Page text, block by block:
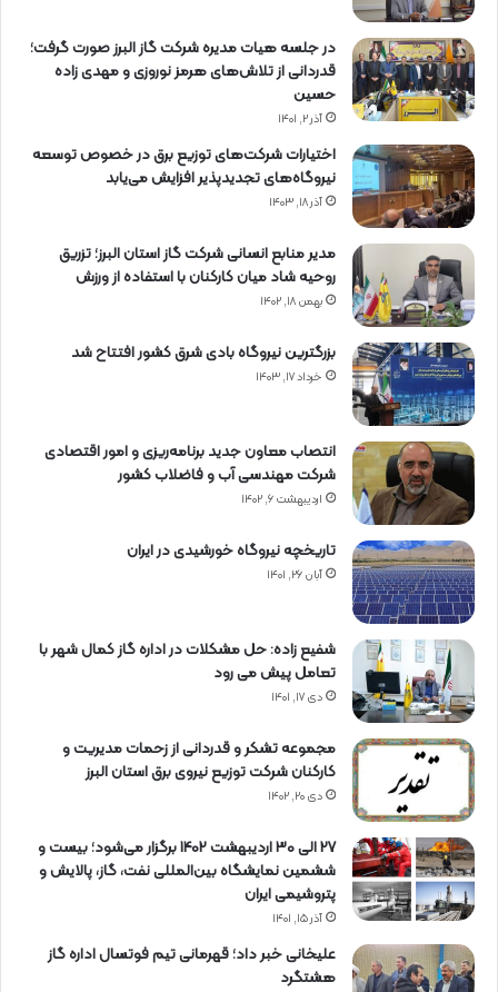
در جلسه هیات مدیره شرکت گاز البرز صورت گرفت؛
قدردانی از تلاش‌های هرمز نوروزی و مهدی زاده
حسین
آذر ۲, ۱۴۰۱
اختیارات شرکت‌های توزیع برق در خصوص توسعه
نیروگاه‌های تجدیدپذیر افزایش می‌یابد
آذر ۱۸, ۱۴۰۳
مدیر منابع انسانی شرکت گاز استان البرز؛ تزریق
روحیه شاد میان کارکنان با استفاده از ورزش
بهمن ۱۸, ۱۴۰۲
بزرگترین نیروگاه بادی شرق کشور افتتاح شد
خرداد ۱۷, ۱۴۰۳
انتصاب معاون جدید برنامه‌ریزی و امور اقتصادی
شرکت مهندسی آب و فاضلاب کشور
اردیبهشت ۶, ۱۴۰۲
تاریخچه نیروگاه خورشیدی در ایران
آبان ۲۶, ۱۴۰۱
شفیع زاده: حل مشکلات در اداره گاز کمال شهر با
تعامل پیش می رود
دی ۱۷, ۱۴۰۱
مجموعه تشکر و قدردانی از زحمات مدیریت و
کارکنان شرکت توزیع نیروی برق استان البرز
دی ۲۰, ۱۴۰۲
27 الی 30 اردیبهشت 1402 برگزار می‌شود؛ بیست و
ششمین نمایشگاه بین‌المللی نفت، گاز، پالایش و
پتروشیمی ایران
آذر ۱۵, ۱۴۰۱
علیخانی خبر داد؛ قهرمانی تیم فوتسال اداره گاز
هشتگرد